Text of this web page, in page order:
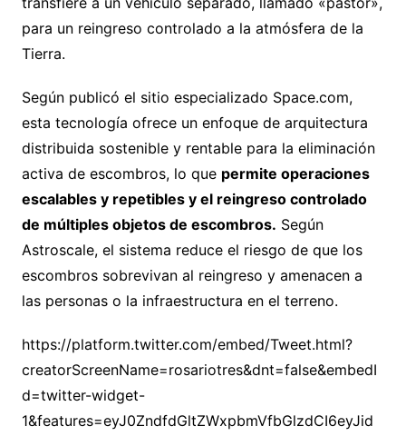
para un reingreso controlado a la atmósfera de la
Tierra.
Según publicó el sitio especializado Space.com,
esta tecnología ofrece un enfoque de arquitectura
distribuida sostenible y rentable para la eliminación
activa de escombros, lo que permite operaciones
escalables y repetibles y el reingreso controlado
de múltiples objetos de escombros. Según
Astroscale, el sistema reduce el riesgo de que los
escombros sobrevivan al reingreso y amenacen a
las personas o la infraestructura en el terreno.
https://platform.twitter.com/embed/Tweet.html?
creatorScreenName=rosariotres&dnt=false&embedI
d=twitter-widget-
1&features=eyJ0ZndfdGltZWxpbmVfbGlzdCI6eyJid